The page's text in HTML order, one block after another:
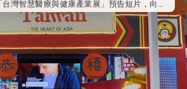
台灣智慧醫療與健康產業展」預告短片，向
展現台灣守護全球健康的創新能量
出訪史瓦帝尼返國談話 強調臺灣人有權利
世界 盼與理念相近國家共同維護國際秩序
走向世界 賴總統抵達史瓦帝尼王國進行國是
與五院院長新春茶敘 盼化分歧為團結、為
邁出合作第一步